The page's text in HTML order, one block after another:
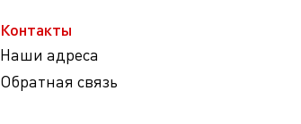
Контакты
Наши адреса
Обратная связь